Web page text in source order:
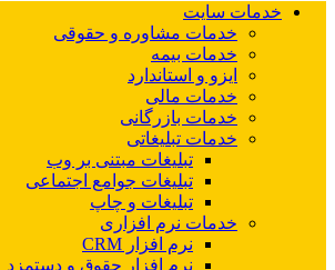
خدمات سایت
خدمات مشاوره و حقوقی
خدمات بیمه
ایزو و استاندارد
خدمات مالی
خدمات بازرگانی
خدمات تبلیغاتی
تبلیغات مبتنی بر وب
تبلیغات جوامع اجتماعی
تبلیغات و چاپ
خدمات نرم افزاری
نرم افزار CRM
نرم افزار حقوق و دستمزد